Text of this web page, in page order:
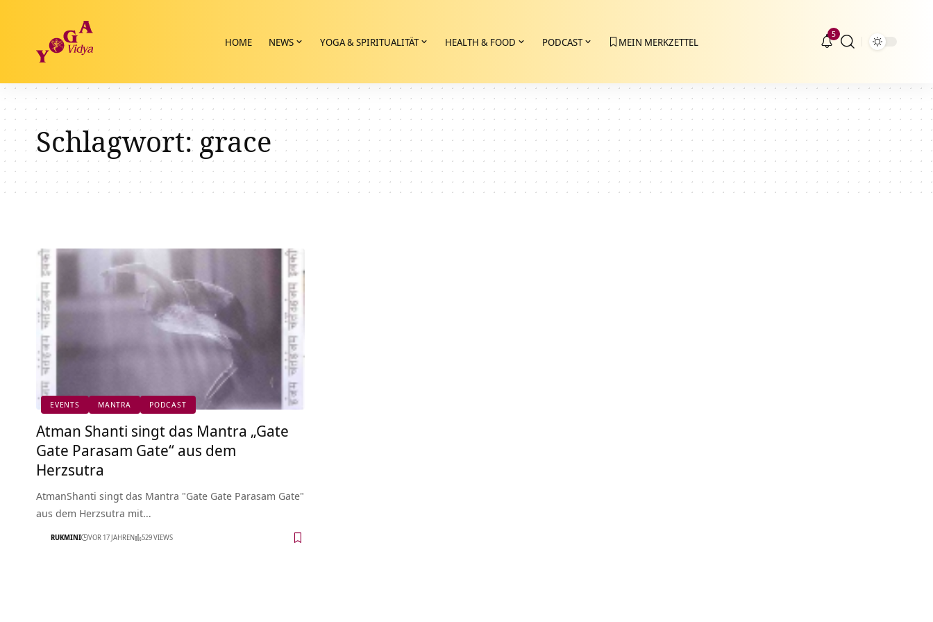
HOME NEWS YOGA & SPIRITUALITÄT HEALTH & FOOD PODCAST MEIN MERKZETTEL
5
Schlagwort: grace
EVENTS MANTRA PODCAST
Atman Shanti singt das Mantra „Gate
Gate Parasam Gate“ aus dem
Herzsutra
AtmanShanti singt das Mantra "Gate Gate Parasam Gate"
aus dem Herzsutra mit…
RUKMINI VOR 17 JAHREN 529 VIEWS